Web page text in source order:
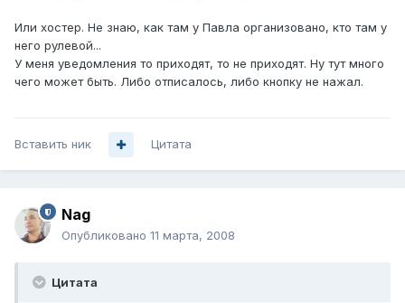
Или хостер. Не знаю, как там у Павла организовано, кто там у
него рулевой...
У меня уведомления то приходят, то не приходят. Ну тут много
чего может быть. Либо отписалось, либо кнопку не нажал.
Вставить ник Цитата
Nag
Опубликовано 11 марта, 2008
Цитата